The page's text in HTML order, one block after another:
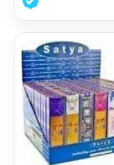
de